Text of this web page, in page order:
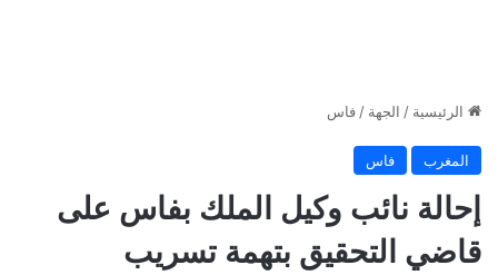
الرئيسية / الجهة / فاس
المغرب فاس
إحالة نائب وكيل الملك بفاس على
قاضي التحقيق بتهمة تسريب